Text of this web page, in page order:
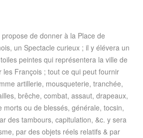
de donner à la Place de
un Spectacle curieux ; il y élévera un
peintes qui représentera la ville de
les François ; tout ce qui peut fournir
artillerie, mousqueterie, tranchée,
brêche, combat, assaut, drapeaux,
morts ou de blessés, générale, tocsin,
des tambours, capitulation, &c. y sera
par des objets réels relatifs & par